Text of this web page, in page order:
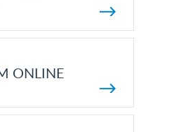
ONLINE